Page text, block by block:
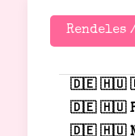
Inhalt
springen
Rendeles /
🇩🇪 🇭🇺
🇩🇪 🇭🇺
🇩🇪 🇭🇺